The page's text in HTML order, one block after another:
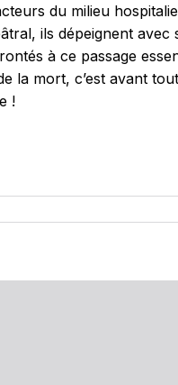
du milieu
ils dépeignent avec
à ce passage
la mort, c’est avant
!